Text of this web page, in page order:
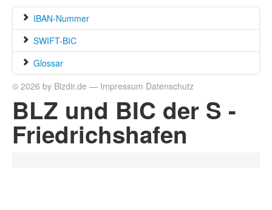
IBAN-Nummer
SWIFT-BIC
Glossar
© 2026 by Blzdir.de — Impressum Datenschutz
BLZ und BIC der S -
Friedrichshafen